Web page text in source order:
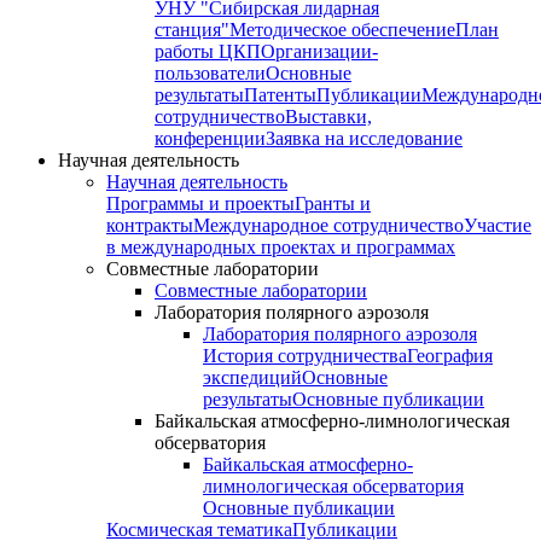
УНУ "Сибирская лидарная
станция"Методическое обеспечениеПлан
работы ЦКПОрганизации-
пользователиОсновные
результатыПатентыПубликации
сотрудничествоВыставки,
конференцииЗаявка на исследование
Научная деятельность
Научная деятельность
Программы и проектыГранты и
контрактыМеждународное сотрудничествоУчастие
в международных проектах и программах
Совместные лаборатории
Совместные лаборатории
Лаборатория полярного аэрозоля
Лаборатория полярного аэрозоля
История сотрудничестваГеография
экспедицийОсновные
результатыОсновные публикации
Байкальская атмосферно-лимнологическая
обсерватория
Байкальская атмосферно-
лимнологическая обсерватория
Основные публикации
Космическая тематикаПубликации